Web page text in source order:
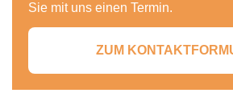
Sie mit uns einen Termin.
ZUM